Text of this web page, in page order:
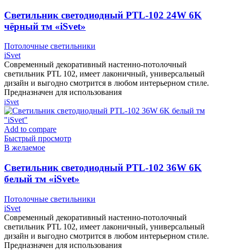
Cветильник светодиодный PTL-102 24W 6K
чёрный тм «iSvet»
Потолочные светильники
iSvet
Современный декоративный настенно-потолочный
светильник PTL 102, имеет лаконичный, универсальный
дизайн и выгодно смотрится в любом интерьерном стиле.
Предназначен для использования
iSvet
Add to compare
Быстрый просмотр
В желаемое
Cветильник светодиодный PTL-102 36W 6K
белый тм «iSvet»
Потолочные светильники
iSvet
Современный декоративный настенно-потолочный
светильник PTL 102, имеет лаконичный, универсальный
дизайн и выгодно смотрится в любом интерьерном стиле.
Предназначен для использования